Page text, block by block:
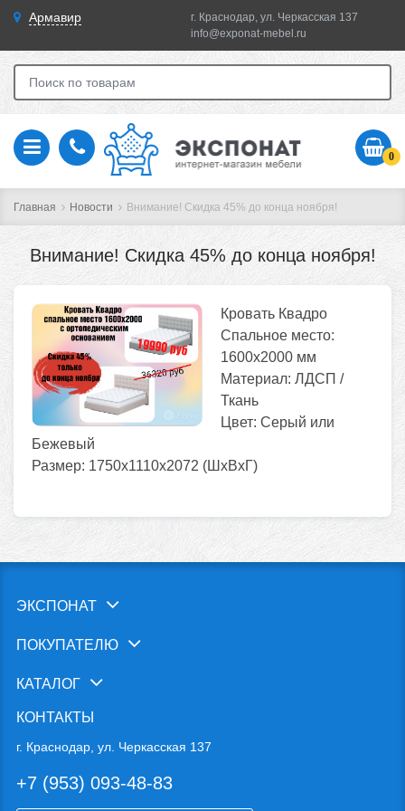
Армавир
г. Краснодар, ул. Черкасская 137
info@exponat-mebel.ru
0
Главная Новости Внимание! Скидка 45% до конца ноября!
Внимание! Скидка 45% до конца ноября!
Кровать Квадро
Спальное место:
1600х2000 мм
Материал: ЛДСП /
Ткань
Цвет: Серый или
Бежевый
Размер: 1750х1110х2072 (ШхВхГ)
ЭКСПОНАТ
ПОКУПАТЕЛЮ
КАТАЛОГ
КОНТАКТЫ
г. Краснодар, ул. Черкасская 137
+7 (953) 093-48-83